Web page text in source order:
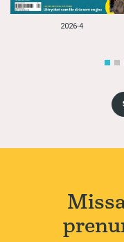
2026-4